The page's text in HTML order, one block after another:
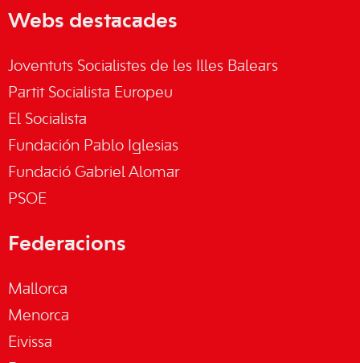
Webs destacades
Joventuts Socialistes de les Illes Balears
Partit Socialista Europeu
El Socialista
Fundación Pablo Iglesias
Fundació Gabriel Alomar
PSOE
Federacions
Mallorca
Menorca
Eivissa